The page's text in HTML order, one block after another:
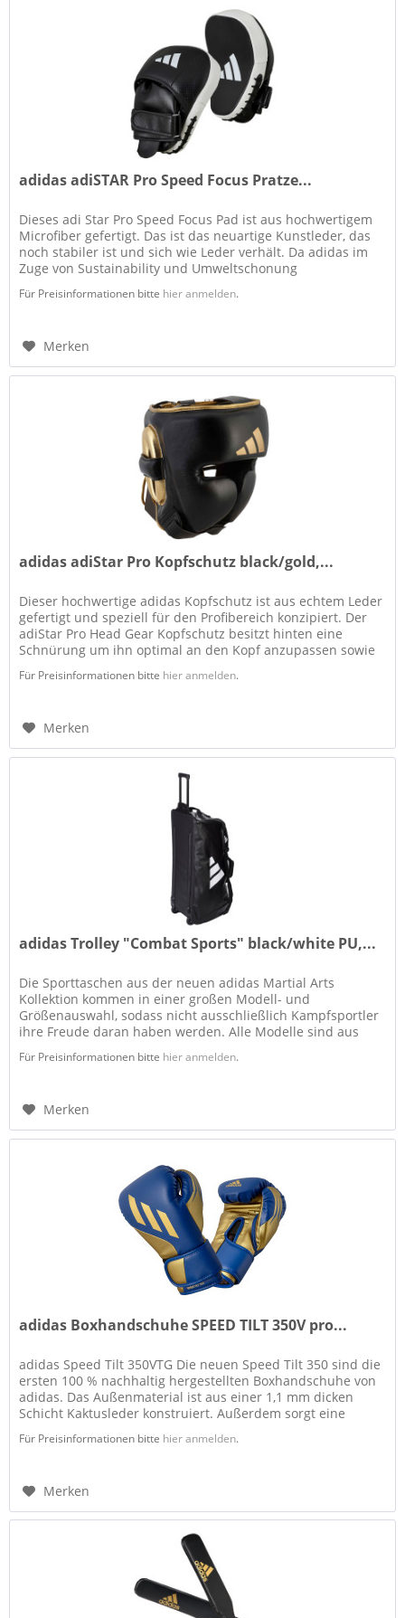
adidas adiSTAR Pro Speed Focus Pratze...
Dieses adi Star Pro Speed Focus Pad ist aus hochwertigem
Microfiber gefertigt. Das ist das neuartige Kunstleder, das
noch stabiler ist und sich wie Leder verhält. Da adidas im
Zuge von Sustainability und Umweltschonung
Für Preisinformationen bitte hier anmelden.
Merken
adidas adiStar Pro Kopfschutz black/gold,...
Dieser hochwertige adidas Kopfschutz ist aus echtem Leder
gefertigt und speziell für den Profibereich konzipiert. Der
adiStar Pro Head Gear Kopfschutz besitzt hinten eine
Schnürung um ihn optimal an den Kopf anzupassen sowie
Für Preisinformationen bitte hier anmelden.
Merken
adidas Trolley "Combat Sports" black/white PU,...
Die Sporttaschen aus der neuen adidas Martial Arts
Kollektion kommen in einer großen Modell- und
Größenauswahl, sodass nicht ausschließlich Kampfsportler
ihre Freude daran haben werden. Alle Modelle sind aus
Für Preisinformationen bitte hier anmelden.
Merken
adidas Boxhandschuhe SPEED TILT 350V pro...
adidas Speed Tilt 350VTG Die neuen Speed Tilt 350 sind die
ersten 100 % nachhaltig hergestellten Boxhandschuhe von
adidas. Das Außenmaterial ist aus einer 1,1 mm dicken
Schicht Kaktusleder konstruiert. Außerdem sorgt eine
Für Preisinformationen bitte hier anmelden.
Merken